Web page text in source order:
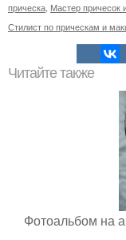
прическа Мастер причесок
Стилист по прическам и
Читайте также
Фотоальбом на